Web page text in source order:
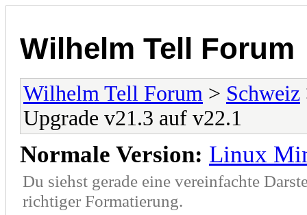
Wilhelm Tell Forum
Wilhelm Tell Forum > Schweiz
Upgrade v21.3 auf v22.1
Normale Version: Linux
Du siehst gerade eine vereinfachte
richtiger Formatierung.